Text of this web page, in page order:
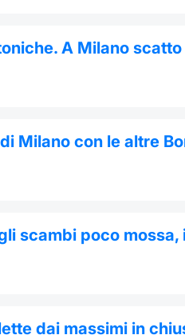
A Milano scatto
Milano con le altre
scambi poco
dai massimi in